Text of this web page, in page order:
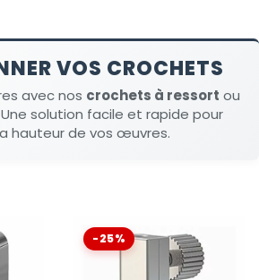
VOS CROCHETS
avec nos crochets à ressort ou
solution facile et rapide pour
hauteur de vos œuvres.
-25%